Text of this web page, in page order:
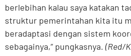
berlebihan kalau saya katakan
struktur pemerintahan kita itu
beradaptasi dengan sistem
sebagainya,” pungkasnya. (Red/